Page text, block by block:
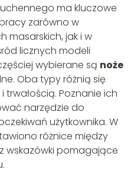
ma kluczowe
zarówno w
masarskich, jak i w
licznych modeli
wybierane są noże
Oba typy różnią się
Poznanie ich
narzędzie do
użytkownika. W
różnice między
wskazówki pomagające